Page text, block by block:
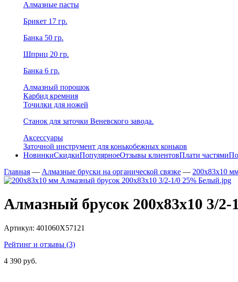
Алмазные пасты
Брикет 17 гр.
Банка 50 гр.
Шприц 20 гр.
Банка 6 гр.
Алмазный порошок
Карбид кремния
Точилки для ножей
Станок для заточки Веневского завода.
Аксессуары
Заточной инструмент для конькобежных коньков
НовинкиСкидкиПопулярноеОтзывы клиентовПлати частями
Главная — Алмазные бруски на органической связке — 200х83х10
Алмазный брусок 200х83х10 3/2-
Артикул: 401060Х57121
Рейтинг и отзывы (3)
4 390 руб.